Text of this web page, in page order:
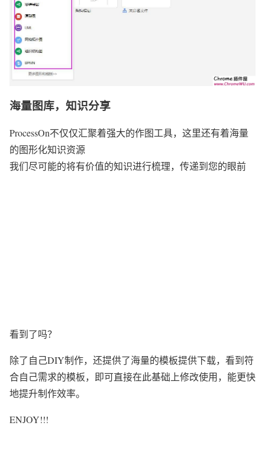
海量图库，知识分享
ProcessOn不仅仅汇聚着强大的作图工具，这里还有着海量
的图形化知识资源
我们尽可能的将有价值的知识进行梳理，传递到您的眼前
看到了吗？
除了自己DIY制作，还提供了海量的模板提供下载，看到符
合自己需求的模板，即可直接在此基础上修改使用，能更快
地提升制作效率。
ENJOY!!!